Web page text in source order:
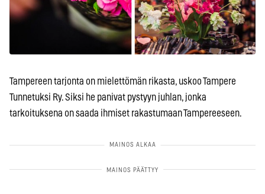
Tampereen tarjonta on mielettömän rikasta, uskoo Tampere
Tunnetuksi Ry. Siksi he panivat pystyyn juhlan, jonka
tarkoituksena on saada ihmiset rakastumaan Tampereeseen.